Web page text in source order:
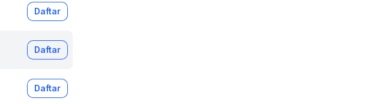
Daftar
Daftar
Daftar